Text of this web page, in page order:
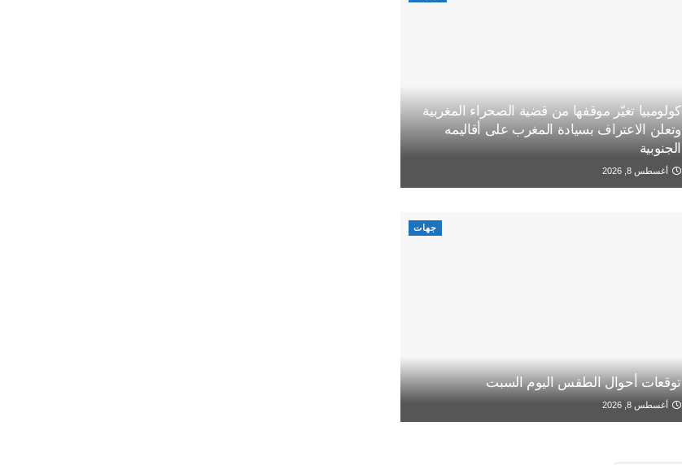
كولومبيا تغيّر موقفها من قضية الصحراء المغربية
وتعلن الاعتراف بسيادة المغرب على أقاليمه
الجنوبية
أغسطس 8, 2026
جهات
توقعات أحوال الطقس اليوم السبت
أغسطس 8, 2026